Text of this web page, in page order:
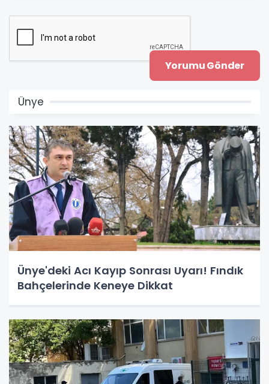
Ünye
Ünye'deki Acı Kayıp Sonrası Uyarı! Fındık
Bahçelerinde Keneye Dikkat